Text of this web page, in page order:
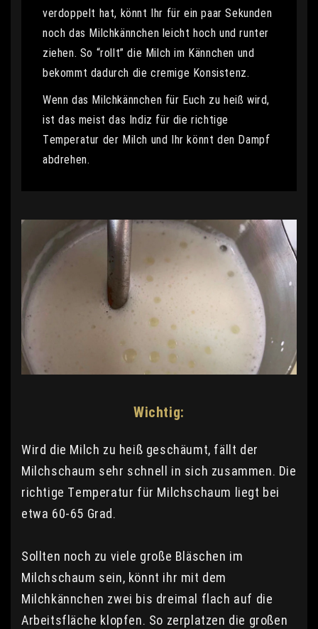
verdoppelt hat, könnt Ihr für ein paar Sekunden
noch das Milchkännchen leicht hoch und runter
ziehen. So “rollt” die Milch im Kännchen und
bekommt dadurch die cremige Konsistenz.
Wenn das Milchkännchen für Euch zu heiß wird,
ist das meist das Indiz für die richtige
Temperatur der Milch und Ihr könnt den Dampf
abdrehen.
Wichtig:
Wird die Milch zu heiß geschäumt, fällt der
Milchschaum sehr schnell in sich zusammen. Die
richtige Temperatur für Milchschaum liegt bei
etwa 60-65 Grad.
Sollten noch zu viele große Bläschen im
Milchschaum sein, könnt ihr mit dem
Milchkännchen zwei bis dreimal flach auf die
Arbeitsfläche klopfen. So zerplatzen die großen